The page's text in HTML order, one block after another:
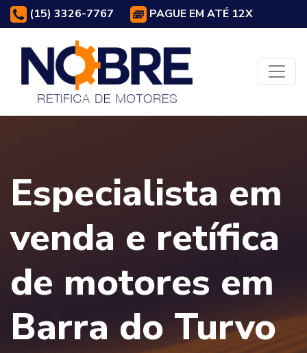
(15) 3326-7767 PAGUE EM ATÉ 12X
Especialista em
venda e retífica
de motores em
Barra do Turvo